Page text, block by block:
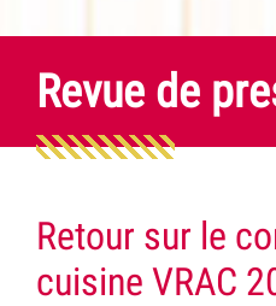
Revue de
Retour sur le
cuisine VRAC